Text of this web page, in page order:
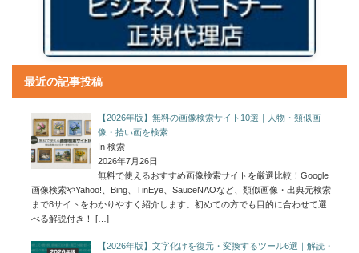
最近の記事投稿
【2026年版】無料の画像検索サイト10選｜人物・類似画
像・拾い画を検索
In 検索
2026年7月26日
無料で使えるおすすめ画像検索サイトを厳選比較！Google
画像検索やYahoo!、Bing、TinEye、SauceNAOなど、類似画像・出典元検索
まで8サイトをわかりやすく紹介します。初めての方でも目的に合わせて選
べる解説付き！
[…]
【2026年版】文字化けを復元・変換するツール6選｜解読・